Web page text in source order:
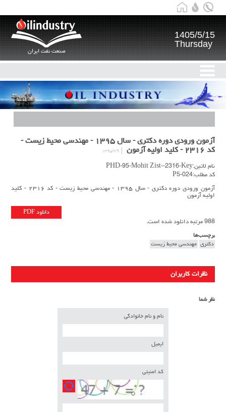
صنعت نفت ایران
1405/5/15
Thursday
آزمون ورودی دوره دکتری - سال ۱۳۹۵ - مهندسی محیط زیست -
کد ۲۳۱۶ - کلید اولیه آزمون
۱۳۹۵/۲/۹
نام لاتین:PHD-95-Mohit Zist--2316-Key
کد مطلب:P5-024
آزمون ورودی دوره دکتری - سال ۱۳۹۵ - مهندسی محیط زیست - کد ۲۳۱۶ - کلید
اولیه آزمون
دانلود PDF
988 مرتبه دانلود شده است.
برچسب‌ها
دکتری مهندسی محیط زیست
نظرات کاربران
نظر شما
نام و نام خانوادگی
ایمیل
کد امنیتی